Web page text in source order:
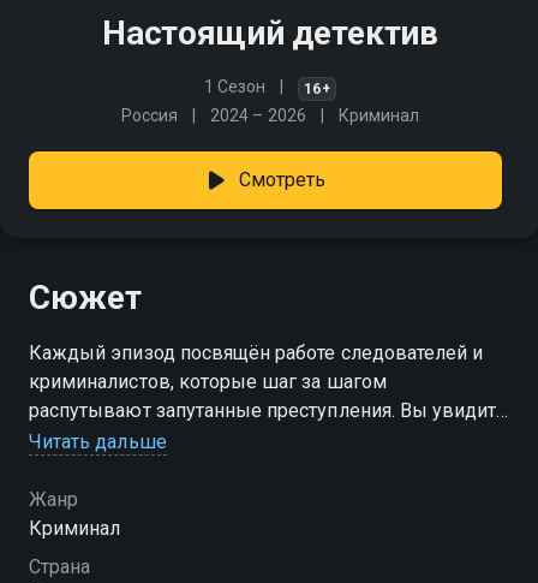
Настоящий детектив
1 Сезон 16+
Россия 2024 – 2026 Криминал
Смотреть
Сюжет
Каждый эпизод посвящён работе следователей и
криминалистов, которые шаг за шагом
распутывают запутанные преступления. Вы увидите,
как собираются улики и проводятся допросы, чтобы
Читать дальше
Жанр
Криминал
Страна